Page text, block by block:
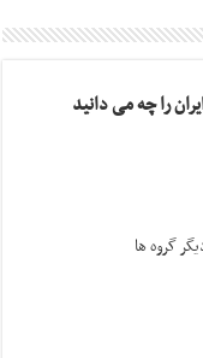
را چه می دانید
گروه ها